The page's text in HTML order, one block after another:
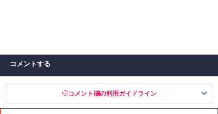
コメントする
コメント欄の利用ガイドライン